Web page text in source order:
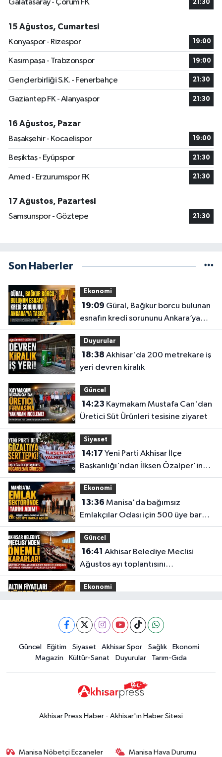
Galatasaray - Çorum FK
21:30
15 Ağustos, Cumartesi
Konyaspor - Rizespor
19:00
Kasımpaşa - Trabzonspor 19:00
Gençlerbirliği S.K. - Fenerbahçe 21:30
Gaziantep FK - Alanyaspor 21:30
16 Ağustos, Pazar
Başakşehir - Kocaelispor
19:00
Beşiktaş - Eyüpspor 21:30
Amed - Erzurumspor FK 21:30
17 Ağustos, Pazartesi
Samsunspor - Göztepe
21:30
Son Haberler
Ekonomi
19:09
esnafın kredi sorununu Ankara’ya
taşıdı
Duyurular
18:38
yeri devren kiralık
Güncel
14:23
Üretici Süt Ürünleri tesisine ziyaret
Siyaset
14:17
Başkanlığı'ndan İlksen Özalper'in
gözaltına alınmasına tepki
Ekonomi
13:36
Emlakçılar Odası için 500 üye barajı
aşıldı
Güncel
16:41
Ağustos ayı toplantısını
gerçekleştirdi
Ekonomi
15:02Akhisar'da sıcak hava etkisini
sürdürüyor! İşte 5 günlük hava
durumu
Güncel
14:53
yükselişle başladı! İşte 3 Ağustos
Güncel Eğitim Siyaset Akhisar Spor Sağlık
Ekonomi
Magazin
Kültür-Sanat Duyurular Tarım-Gıda
Akhisar Press Haber - Akhisar'ın Haber Sitesi
Manisa Nöbetçi Eczaneler Manisa Hava Durumu